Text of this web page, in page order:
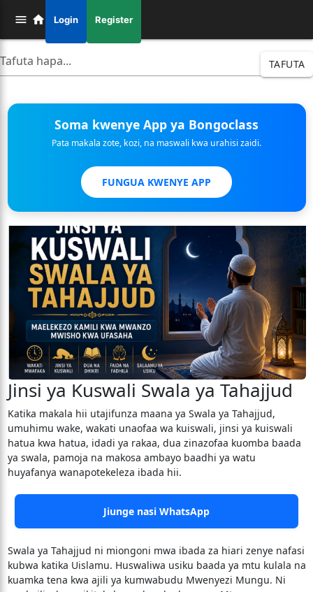
Login Register
TAFUTA
Soma kwenye App ya Bongoclass
Pata makala zote, kozi, na maswali kwa urahisi zaidi.
FUNGUA KWENYE APP
Jinsi ya Kuswali Swala ya Tahajjud
Katika makala hii utajifunza maana ya Swala ya Tahajjud,
umuhimu wake, wakati unaofaa wa kuiswali, jinsi ya kuiswali
hatua kwa hatua, idadi ya rakaa, dua zinazofaa kuomba baada
ya swala, pamoja na makosa ambayo baadhi ya watu
huyafanya wanapotekeleza ibada hii.
Jiunge nasi WhatsApp
Swala ya Tahajjud ni miongoni mwa ibada za hiari zenye nafasi
kubwa katika Uislamu. Huswaliwa usiku baada ya mtu kulala na
kuamka tena kwa ajili ya kumwabudu Mwenyezi Mungu. Ni